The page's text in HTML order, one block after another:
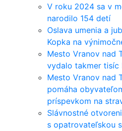
V roku 2024 sa v
narodilo 154 detí
Oslava umenia a
Kopka na
Mesto Vranov nad
vydalo takmer tisíc
Mesto Vranov nad
pomáha
príspevkom na
Slávnostné
s opatrovateľskou